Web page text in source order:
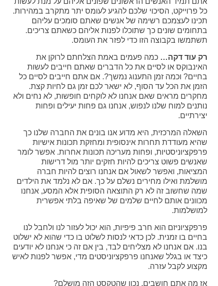
כל פרוייקט, הסיכוי שלכם להגיע לעומס יתר מתקרב במהירות.
תכינו לעצמכם רשימה של אנשים שאתם סומכים עליהם
בתחומים שונים כך שתוכלו לפנות אליהם כשאתם צריכים.
תשתמשו בקבוצה הזו כדי לפזר את העומס.
רק עוד דקה… כמה פעמים באמת הצלחתם לרוקן את
האינבוקס או לסיים את כל הדברים שאתם חייבים לעשות
בחיים? וכמה זמן התענוג נמשך?. אם אתם חייבים לסיים כל
הזמן את הכל עד הסוף, לא ישאר לכם זמן גם לחיות קצת.
מחקרים מראים שאם אנחנו לא לוקחים חופשות, לא נחים ולא
נותנים למוח שלנו לנפוש, אנחנו גם פחות יעילים ופחות
יצירתיים.
השאלה המרכזית, היא מדוע אנו בונים את החברה שלנו כך
שהיא מעודדת תחרות אינסופית ומחזקת תכונות אישיות
פרפקציוניסטיות, ופחות מעריכה תכונות אחרות. אפשר לומר
שאנשים פשוט צריכים להיות חזקים יותר מול דרישות
המציאות, ואפשר לשאול אם אנחנו רוצים להיות חברה
מושלמת ואילו מחירים נשלם על כך. אם לא נלמד את הילדים
שמה שחשוב זה לא רק התוצאה הסופית אלא המסע, אנחנו
מכוונים אותם לחיים שלמים של שאיפה בלתי אפשרית
למושלמות.
פרפקציוניזם הוא חרב פיפיות, הוא יכול לעזור לנו ולחבל לנו
בחיים בו זמנית. לכן כדאי לנסות לשלוט בו כדי שהוא לא ישלוט
בנו. אם אנחנו לא מצליחים לבד, בין אם זה כי אנחנו לא יודעים
כיצד או בגלל שאנחנו פרפקציוניסטים מדי, אפשר לפנות לאיש
מקצוע לקבל עזרה.
אז מה אתם חושבים, נכון שהטקסט הזה מושלם?